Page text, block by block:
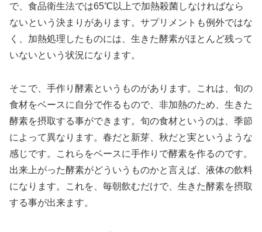
で、食品衛生法では65℃以上で加熱殺菌しなければなら
ないという決まりがあります。サプリメントも例外ではな
く、加熱処理したものには、生きた酵素がほとんど残って
いないという状況になります。
そこで、手作り酵素というものがあります。これは、旬の
食材をベースに自分で作るもので、非加熱のため、生きた
酵素を摂取する事ができます。旬の食材というのは、季節
によって異なります。春だと新芽、秋だと実というような
感じです。これらをベースに手作りで酵素を作るのです。
出来上がった酵素がどういうものかと言えば、液体の飲料
になります。これを、毎朝飲むだけで、生きた酵素を摂取
する事が出来ます。